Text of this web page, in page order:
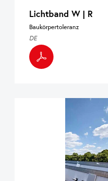
Lichtband W | R
Baukörpertoleranz
DE